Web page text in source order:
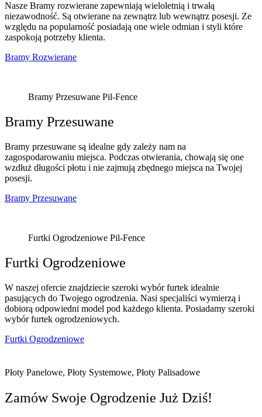
Nasze Bramy rozwierane zapewniają wieloletnią i trwałą
niezawodność. Są otwierane na zewnątrz lub wewnątrz posesji. Ze
względu na popularność posiadają one wiele odmian i styli które
zaspokoją potrzeby klienta.
Bramy Rozwierane
Bramy Przesuwane Pil-Fence
Bramy Przesuwane
Bramy przesuwane są idealne gdy zależy nam na
zagospodarowaniu miejsca. Podczas otwierania, chowają się one
wzdłuż długości płotu i nie zajmują zbędnego miejsca na Twojej
posesji.
Bramy Przesuwane
Furtki Ogrodzeniowe Pil-Fence
Furtki Ogrodzeniowe
W naszej ofercie znajdziecie szeroki wybór furtek idealnie
pasujących do Twojego ogrodzenia. Nasi specjaliści wymierzą i
dobiorą odpowiedni model pod każdego klienta. Posiadamy szeroki
wybór furtek ogrodzeniowych.
Furtki Ogrodzeniowe
Płoty Panelowe, Płoty Systemowe, Płoty Palisadowe
Zamów Swoje Ogrodzenie Już Dziś!